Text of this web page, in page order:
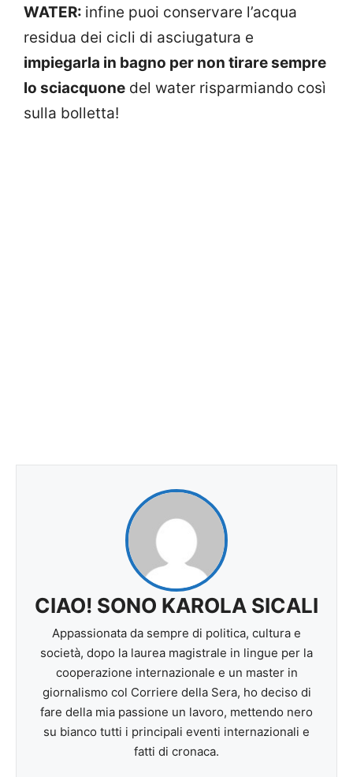
WATER: infine puoi conservare l’acqua
residua dei cicli di asciugatura e
impiegarla in bagno per non tirare sempre
lo sciacquone del water risparmiando così
sulla bolletta!
CIAO! SONO KAROLA SICALI
Appassionata da sempre di politica, cultura e
società, dopo la laurea magistrale in lingue per la
cooperazione internazionale e un master in
giornalismo col Corriere della Sera, ho deciso di
fare della mia passione un lavoro, mettendo nero
su bianco tutti i principali eventi internazionali e
fatti di cronaca.